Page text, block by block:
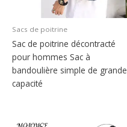
Sacs de poitrine
Sac de poitrine décontracté
pour hommes Sac à
bandoulière simple de grande
capacité